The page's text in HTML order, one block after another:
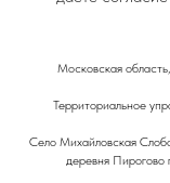
Московская
Территориальное
Село Михайловская
деревня Пирогово